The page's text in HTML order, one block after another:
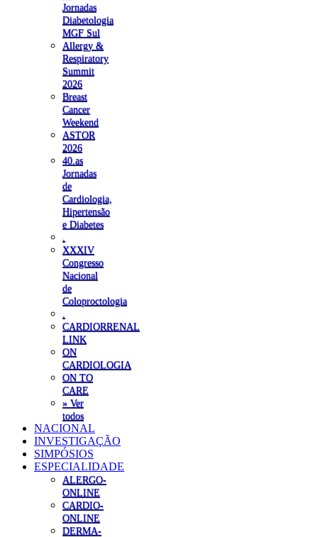
Jornadas
Diabetologia
MGF Sul
Allergy &
Respiratory
Summit
2026
Breast
Cancer
Weekend
ASTOR
2026
40.as
Jornadas
de
Cardiologia,
Hipertensão
e Diabetes
XXXIV
Congresso
Nacional
de
Coloproctologia
CARDIORRENAL
LINK
ON
CARDIOLOGIA
ON TO
CARE
» Ver
todos
NACIONAL
INVESTIGAÇÃO
SIMPÓSIOS
ESPECIALIDADE
ALERGO-
ONLINE
CARDIO-
ONLINE
DERMA-